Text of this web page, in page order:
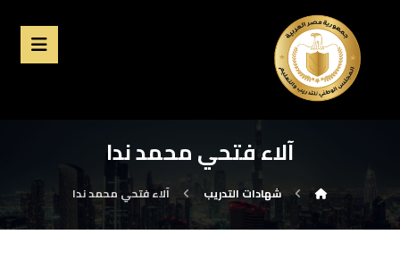
آلاء فتحي محمد ندا
شهادات التدريب آلاء فتحي محمد ندا